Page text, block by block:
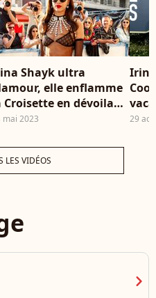
Shayk ultra
elle enflamme
Croisette en dévoilant
dessous dans une
mai 2023
aux
29
LES VIDÉOS
chevron_right